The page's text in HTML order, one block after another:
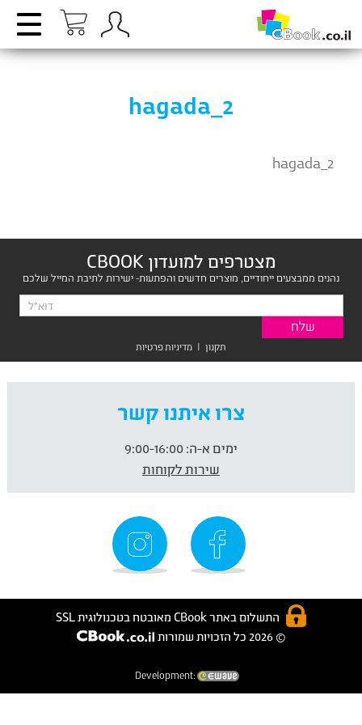
hagada_2
hagada_2
מצטרפים למועדון CBOOK
נהנים ממבצעים ייחודיים, מוצרים חדשים והפתעות- ישירות לתיבת המייל שלכם
תקנון | מדיניות פרטיות
צרו איתנו קשר
ימים א-ה:
שירות לקוחות
התשלום באתר CBook מאובטח בטכנולוגית SSL
© 2026 כל הזכויות שמורות
Development: